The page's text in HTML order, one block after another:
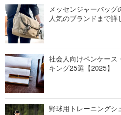
メッセンジャーバッ
人気のブランドまで詳
社会人向けペンケース
キング25選【2025】
野球用トレーニング